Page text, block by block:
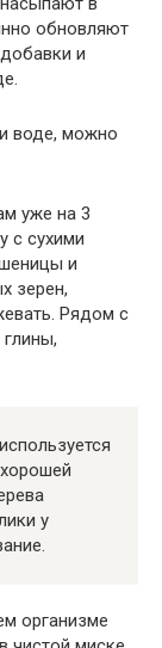
обновляют
и
воде, можно
уже на 3
с сухими
и
зерен,
Рядом с
у
организме